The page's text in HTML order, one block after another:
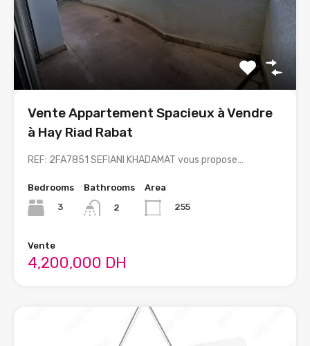
Vente Appartement Spacieux à Vendre
à Hay Riad Rabat
REF: 2FA7851 SEFIANI KHADAMAT vous propose…
Bedrooms
3
Bathrooms
2
Area
255
Vente
4,200,000 DH